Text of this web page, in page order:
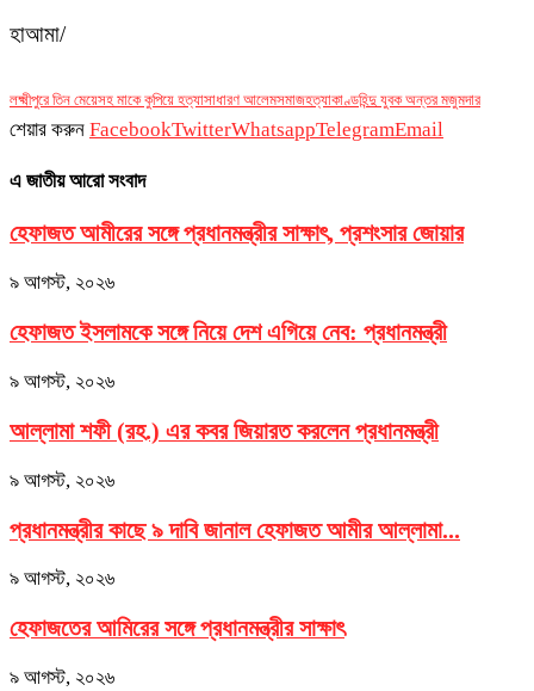
হাআমা/
লক্ষ্মীপুরে তিন মেয়েসহ মাকে কুপিয়ে হত্যাসাধারণ আলেমসমাজহত্যাকাণ্ডহিন্দু যুবক অন্তর মজুমদার
শেয়ার করুন FacebookTwitterWhatsappTelegramEmail
এ জাতীয় আরো সংবাদ
হেফাজত আমীরের সঙ্গে প্রধানমন্ত্রীর সাক্ষাৎ, প্রশংসার জোয়ার
৯ আগস্ট, ২০২৬
হেফাজত ইসলামকে সঙ্গে নিয়ে দেশ এগিয়ে নেব: প্রধানমন্ত্রী
৯ আগস্ট, ২০২৬
আল্লামা শফী (রহ.) এর কবর জিয়ারত করলেন প্রধানমন্ত্রী
৯ আগস্ট, ২০২৬
প্রধানমন্ত্রীর কাছে ৯ দাবি জানাল হেফাজত আমীর আল্লামা...
৯ আগস্ট, ২০২৬
হেফাজতের আমিরের সঙ্গে প্রধানমন্ত্রীর সাক্ষাৎ
৯ আগস্ট, ২০২৬